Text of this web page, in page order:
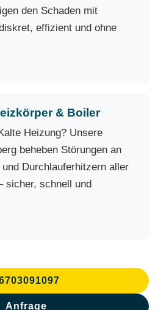
den Schaden mit
effizient und ohne
& Boiler
Heizung? Unsere
beheben Störungen an
Durchlauferhitzern aller
sicher, schnell und
Anfrage